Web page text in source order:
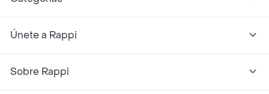
Únete a Rappi
Sobre Rappi